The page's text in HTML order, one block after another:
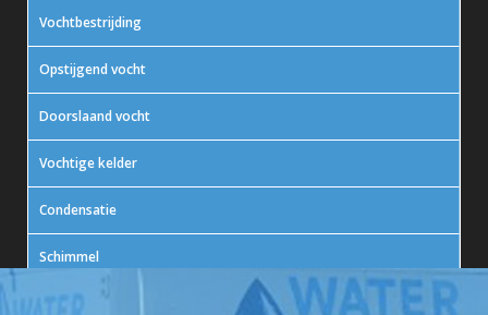
Vochtbestrijding
Opstijgend vocht
Doorslaand vocht
Vochtige kelder
Condensatie
Schimmel
In actie